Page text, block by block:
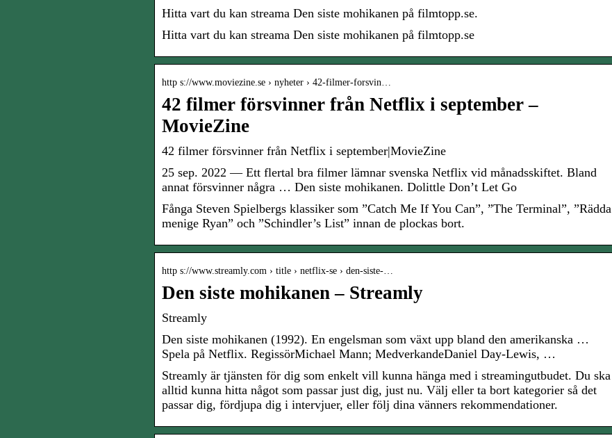
Hitta vart du kan streama Den siste mohikanen på filmtopp.se.
Hitta vart du kan streama Den siste mohikanen på filmtopp.se
http s://www.moviezine.se › nyheter › 42-filmer-forsvin…
42 filmer försvinner från Netflix i september –
MovieZine
42 filmer försvinner från Netflix i september|MovieZine
25 sep. 2022 — Ett flertal bra filmer lämnar svenska Netflix vid månadsskiftet. Bland
annat försvinner några … Den siste mohikanen. Dolittle Don’t Let Go
Fånga Steven Spielbergs klassiker som ”Catch Me If You Can”, ”The Terminal”, ”Rädda
menige Ryan” och ”Schindler’s List” innan de plockas bort.
http s://www.streamly.com › title › netflix-se › den-siste-…
Den siste mohikanen – Streamly
Streamly
Den siste mohikanen (1992). En engelsman som växt upp bland den amerikanska …
Spela på Netflix. RegissörMichael Mann; MedverkandeDaniel Day-Lewis, …
Streamly är tjänsten för dig som enkelt vill kunna hänga med i streamingutbudet. Du ska
alltid kunna hitta något som passar just dig, just nu. Välj eller ta bort kategorier så det
passar dig, fördjupa dig i intervjuer, eller följ dina vänners rekommendationer.